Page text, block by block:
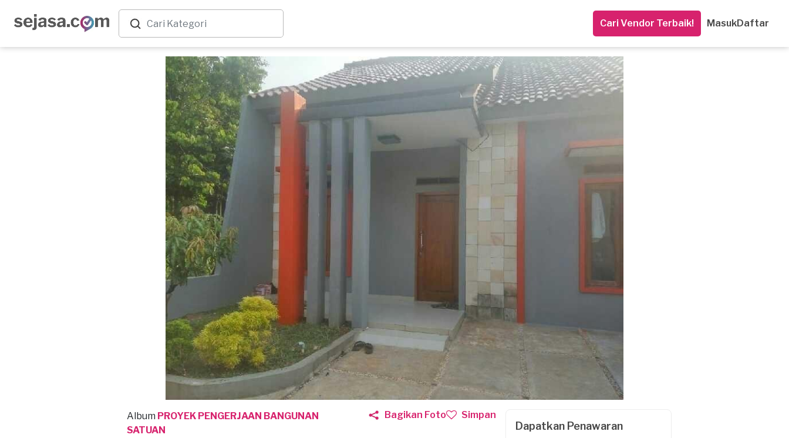
Cari Vendor Terbaik! MasukDaftar
Album PROYEK PENGERJAAN BANGUNAN
SATUAN
Bagikan Foto Simpan
Dapatkan Penawaran